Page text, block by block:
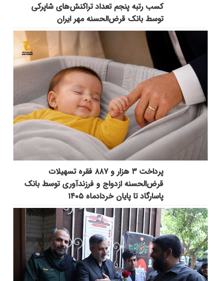
کسب رتبه پنجم تعداد تراکنش‌های شاپرکی
توسط بانک قرض‌الحسنه مهر ایران
پرداخت ۳ هزار و ۸۸۷ فقره تسهیلات
قرض‌الحسنه ازدواج و فرزندآوری توسط بانک
پاسارگاد تا پایان خردادماه ۱۴۰۵